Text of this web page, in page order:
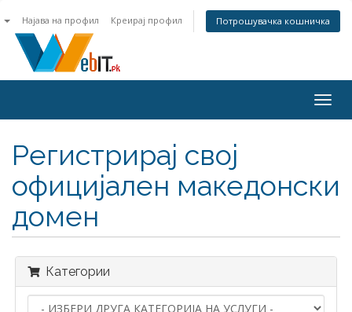
Најава на профил Креирај профил Потрошувачка кошничка
Регистрирај свој
официјален македонски
домен
Категории